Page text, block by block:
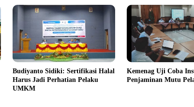
Budiyanto Sidiki: Sertifikasi Halal
Harus Jadi Perhatian Pelaku
UMKM
Kemenag Uji Coba
Penjaminan Mutu